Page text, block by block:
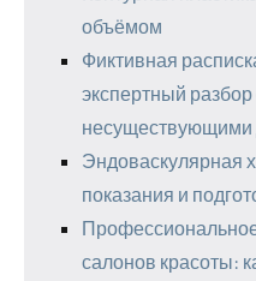
объёмом
Фиктивная
экспертный разбор
несуществующими
Эндоваскулярная
показания и
салонов красоты: